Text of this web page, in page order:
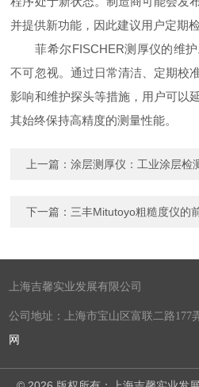
并提供新功能，因此建议用户定期
菲希尔FISCHER测厚仪的维护
不可忽视。通过日常清洁、定期校
影响和维护探头等措施，用户可以
其始终保持高精度的测量性能。
上一篇：涂层测厚仪：工业涂层检
下一篇： 三丰Mitutoyo粗糙度仪的
上海吉馨实业发展有限公司
公司地址：上海市宝山区富联二路
网